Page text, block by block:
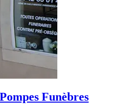
Funèbres